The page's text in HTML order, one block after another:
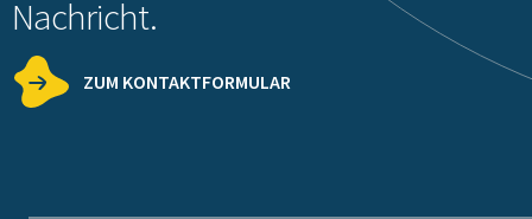
Nachricht.
ZUM KONTAKTFORMULAR